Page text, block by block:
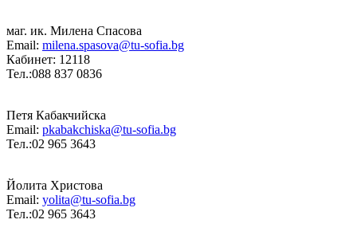
маг. ик. Милена Спасова
Email: milena.spasova@tu-sofia.bg
Кабинет: 12118
Тел.:088 837 0836
Петя Кабакчийска
Email: pkabakchiska@tu-sofia.bg
Тел.:02 965 3643
Йолита Христова
Email: yolita@tu-sofia.bg
Тел.:02 965 3643